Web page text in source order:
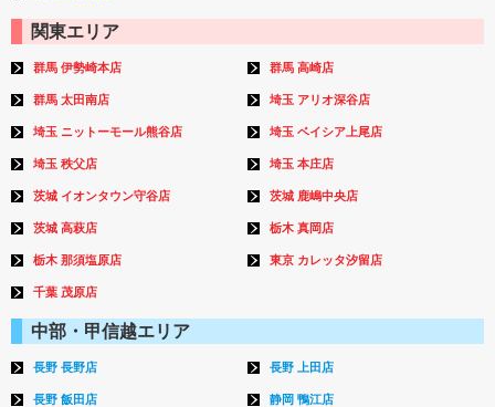
関東エリア
群馬 伊勢崎本店 群馬 高崎店
群馬 太田南店 埼玉 アリオ深谷店
埼玉 ニットーモール熊谷店 埼玉 ベイシア上尾店
埼玉 秩父店 埼玉 本庄店
茨城 イオンタウン守谷店 茨城 鹿嶋中央店
茨城 高萩店 栃木 真岡店
栃木 那須塩原店 東京 カレッタ汐留店
千葉 茂原店
中部・甲信越エリア
長野 長野店 長野 上田店
長野 飯田店 静岡 鴨江店